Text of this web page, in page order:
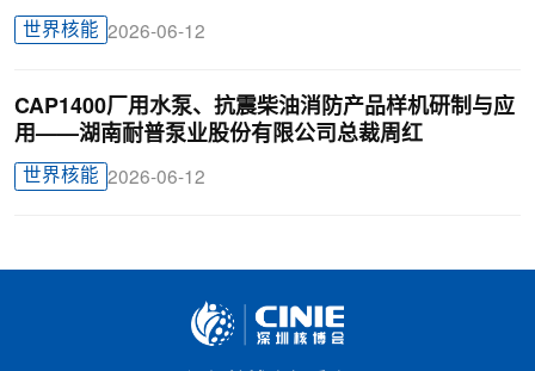
世界核能 2026-06-12
CAP1400厂用水泵、抗震柴油消防产品样机研制与应
用——湖南耐普泵业股份有限公司总裁周红
世界核能 2026-06-12